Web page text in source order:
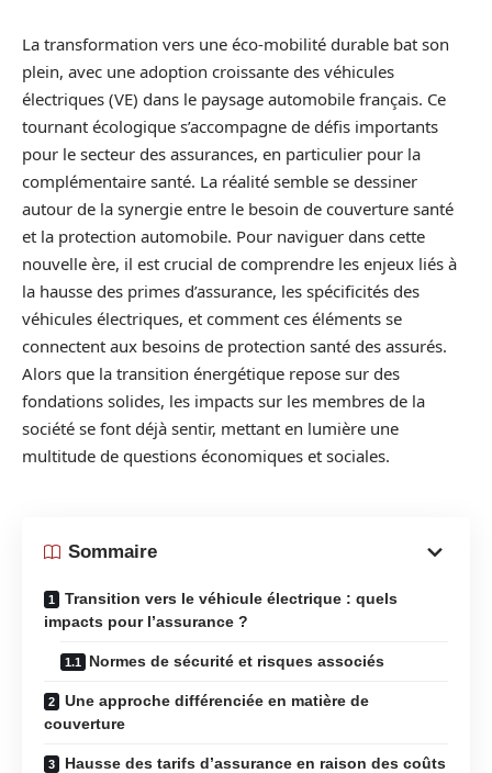
La transformation vers une éco-mobilité durable bat son
plein, avec une adoption croissante des véhicules
électriques (VE) dans le paysage automobile français. Ce
tournant écologique s’accompagne de défis importants
pour le secteur des assurances, en particulier pour la
complémentaire santé. La réalité semble se dessiner
autour de la synergie entre le besoin de couverture santé
et la protection automobile. Pour naviguer dans cette
nouvelle ère, il est crucial de comprendre les enjeux liés à
la hausse des primes d’assurance, les spécificités des
véhicules électriques, et comment ces éléments se
connectent aux besoins de protection santé des assurés.
Alors que la transition énergétique repose sur des
fondations solides, les impacts sur les membres de la
société se font déjà sentir, mettant en lumière une
multitude de questions économiques et sociales.
Sommaire
Transition vers le véhicule électrique : quels
impacts pour l’assurance ?
Normes de sécurité et risques associés
Une approche différenciée en matière de
couverture
Hausse des tarifs d’assurance en raison des coûts